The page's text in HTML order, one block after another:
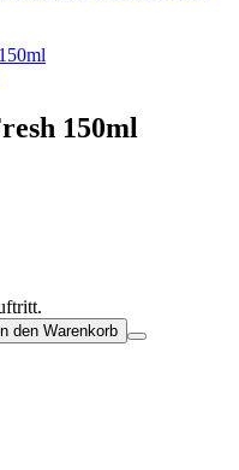
150ml